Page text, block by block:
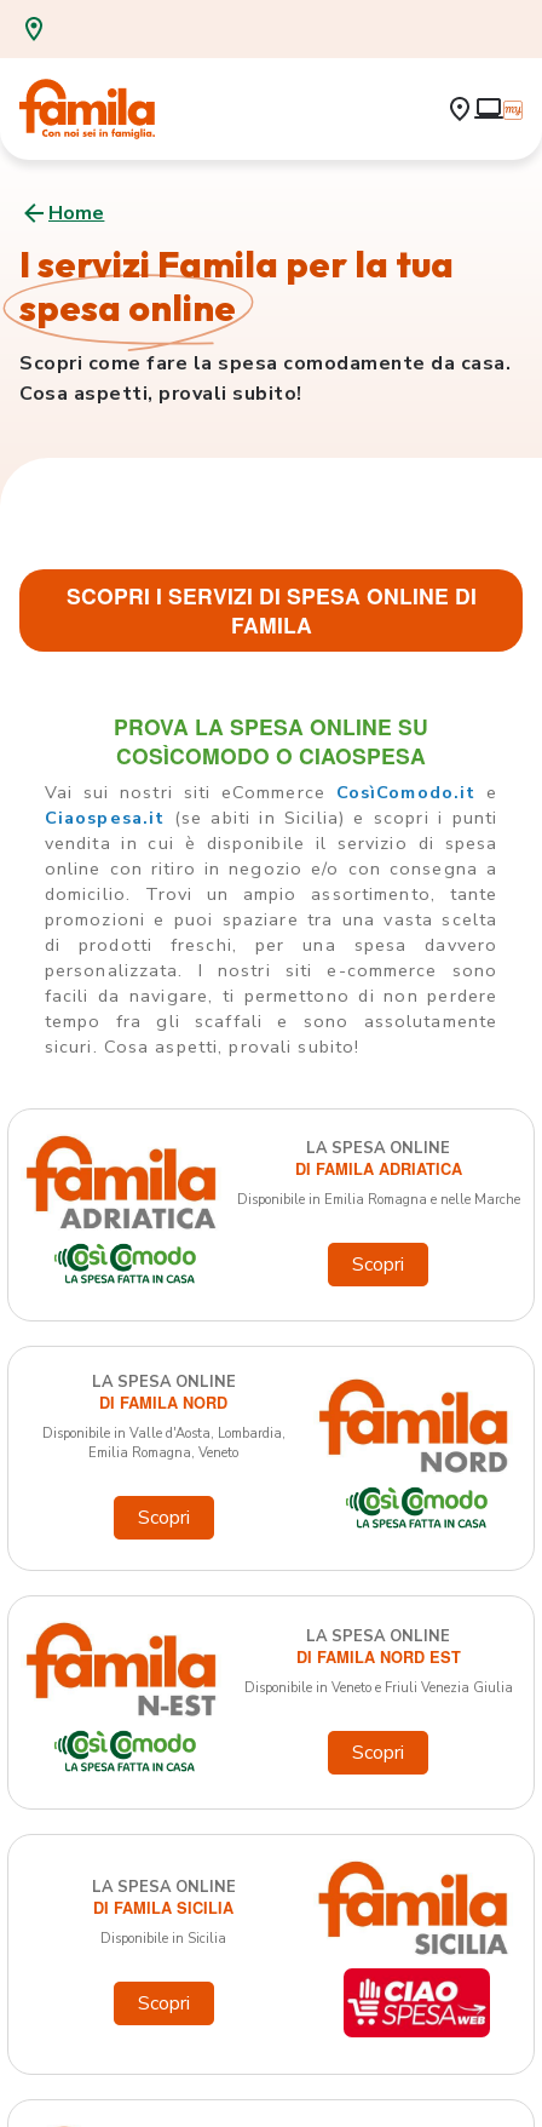
Home
I servizi Famila per la tua
spesa online
Scopri come fare la spesa comodamente da casa.
Cosa aspetti, provali subito!
SCOPRI I SERVIZI DI SPESA ONLINE DI
FAMILA
PROVA LA SPESA ONLINE SU
COSÌCOMODO O CIAOSPESA
Vai sui nostri siti eCommerce CosìComodo.it e
Ciaospesa.it (se abiti in Sicilia) e scopri i punti
vendita in cui è disponibile il servizio di spesa
online con ritiro in negozio e/o con consegna a
domicilio. Trovi un ampio assortimento, tante
promozioni e puoi spaziare tra una vasta scelta
di prodotti freschi, per una spesa davvero
personalizzata. I nostri siti e-commerce sono
facili da navigare, ti permettono di non perdere
tempo fra gli scaffali e sono assolutamente
sicuri. Cosa aspetti, provali subito!
LA SPESA ONLINE
DI FAMILA ADRIATICA
Disponibile in Emilia Romagna e nelle Marche
Scopri
LA SPESA ONLINE
DI FAMILA NORD
Disponibile in Valle d'Aosta, Lombardia,
Emilia Romagna, Veneto
Scopri
LA SPESA ONLINE
DI FAMILA NORD EST
Disponibile in Veneto e Friuli Venezia Giulia
Scopri
LA SPESA ONLINE
DI FAMILA SICILIA
Disponibile in Sicilia
Scopri